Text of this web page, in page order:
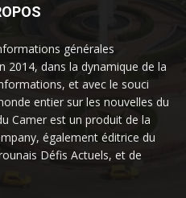
générales
2014, dans la dynamique de la
et avec le souci
entier sur les nouvelles du
Camer est un produit de la
également éditrice du
Défis Actuels, et de